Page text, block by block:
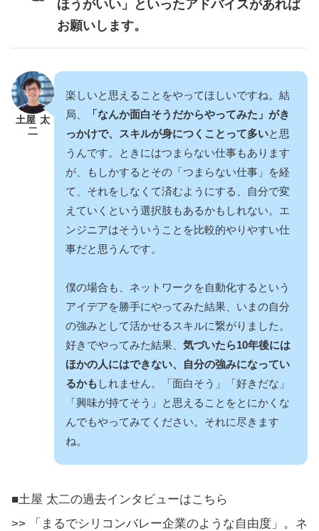
ほうがいい」といったアドバイスがあれば
お願いします。
土屋 太
二
楽しいと思えることをやってほしいですね。結
局、
「なんか面白そうだからやってみた」がき
っかけで、スキルが身につくことって多いと思
うんです。ときにはつまらない仕事もあります
が、もしかするとその「つまらない仕事」を経
て、それをしなくて済むようにする、自分で変
えていくという選択肢もあるかもしれない。エ
ンジニアはそういうことを比較的やりやすい仕
事だと思うんです。
僕の場合も、ネットワークを自動化するという
アイデアを勝手にやってみた結果、いまの自分
の強みとして活かせるスキルに繋がりました。
好きでやってみた結果、 気づいたら10年後には
ほかの人にはできない、自分の強みになってい
るかも しれません。「面白そう」「好きだな」
「興味が持てそう」と思えることをとにかくな
んでもやってみてください。それに尽きます
ね。
■土屋 太二の過去インタビューはこちら
>> 「まるでシリコンバレー企業のような自由度」。ネ